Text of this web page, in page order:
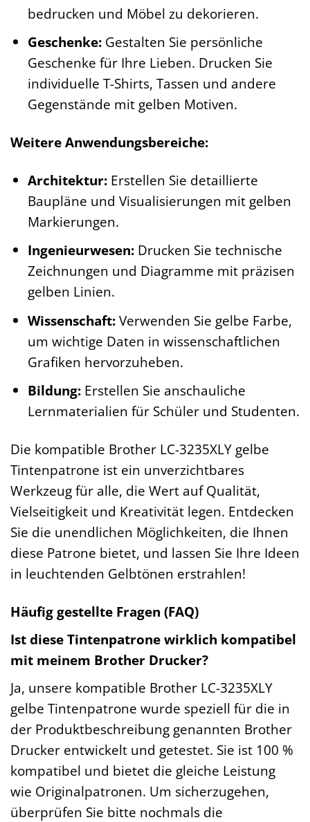
bedrucken und Möbel zu dekorieren.
Geschenke:Gestalten Sie persönliche
Geschenke für Ihre Lieben. Drucken Sie
individuelle T-Shirts, Tassen und andere
Gegenstände mit gelben Motiven.
Weitere Anwendungsbereiche:
Architektur:Erstellen Sie detaillierte
Baupläne und Visualisierungen mit gelben
Markierungen.
Ingenieurwesen:Drucken Sie technische
Zeichnungen und Diagramme mit präzisen
gelben Linien.
Wissenschaft:Verwenden Sie gelbe Farbe,
um wichtige Daten in wissenschaftlichen
Grafiken hervorzuheben.
Bildung:Erstellen Sie anschauliche
Lernmaterialien für Schüler und Studenten.
Die kompatible Brother LC-3235XLY gelbe
Tintenpatrone ist ein unverzichtbares
Werkzeug für alle, die Wert auf Qualität,
Vielseitigkeit und Kreativität legen. Entdecken
Sie die unendlichen Möglichkeiten, die Ihnen
diese Patrone bietet, und lassen Sie Ihre Ideen
in leuchtenden Gelbtönen erstrahlen!
Häufig gestellte Fragen (FAQ)
Ist diese Tintenpatrone wirklich kompatibel
mit meinem Brother Drucker?
Ja, unsere kompatible Brother LC-3235XLY
gelbe Tintenpatrone wurde speziell für die in
der Produktbeschreibung genannten Brother
Drucker entwickelt und getestet. Sie ist 100 %
kompatibel und bietet die gleiche Leistung
wie Originalpatronen. Um sicherzugehen,
überprüfen Sie bitte nochmals die